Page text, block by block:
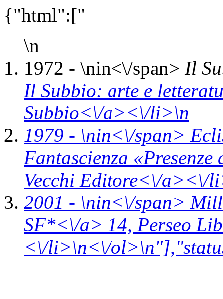
{"html":["
\n
1972 - \nin<\/span> Il
Il Subbio: arte e
Subbio<\/a><\/li>\n
1979 - \nin<\/span>
Fantascienza
Vecchi Editore<\/a><\/
2001 - \nin<\/span>
SF*<\/a> 14, Perseo
<\/li>\n<\/